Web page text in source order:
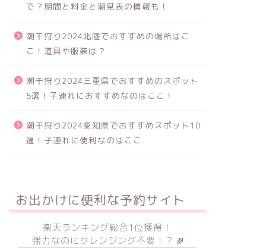
で？期間と料金と潮見表の情報も！
潮干狩り2024北陸でおすすめの場所はこ
こ！道具や服装は？
潮干狩り2024三重県でおすすめのスポット
5選！子連れにおすすめなのはここ！
潮干狩り2024愛知県でおすすめスポット10
選！子連れに便利なのはここ
お出かけに便利な予約サイト
楽天ランキング総合1位獲得！
強力なのにクレンジング不要！？